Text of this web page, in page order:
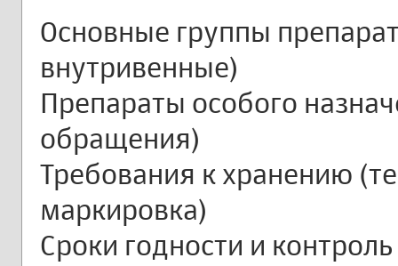
Основные группы
внутривенные)
Препараты особого
обращения)
Требования к хранению
маркировка)
Сроки годности и контроль